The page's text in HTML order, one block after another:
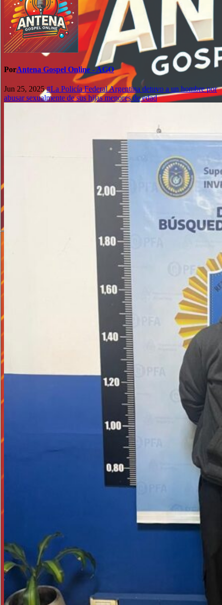
PorAntena Gospel Online - AGO
Jun 25, 2025#La Policía Federal Argentina detuvo a un hombre por
abusar sexualmente de sus hijas menores de edad